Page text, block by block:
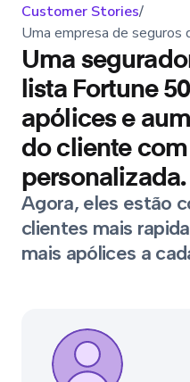
Customer Stories/
Uma empresa de
Uma
lista Fortune
apólices e
do cliente
personalizada.
Agora, eles estão
clientes mais
mais apólices a